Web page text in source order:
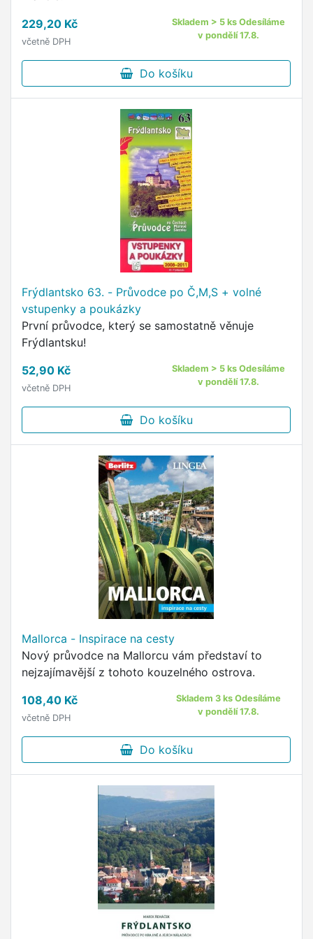
229,20 Kč
včetně DPH
Skladem > 5 ks Odesíláme
v pondělí 17.8.
Do košíku
Frýdlantsko 63. - Průvodce po Č,M,S + volné
vstupenky a poukázky
První průvodce, který se samostatně věnuje
Frýdlantsku!
52,90 Kč
včetně DPH
Skladem > 5 ks Odesíláme
v pondělí 17.8.
Do košíku
Mallorca - Inspirace na cesty
Nový průvodce na Mallorcu vám představí to
nejzajímavější z tohoto kouzelného ostrova.
108,40 Kč
včetně DPH
Skladem 3 ks Odesíláme
v pondělí 17.8.
Do košíku